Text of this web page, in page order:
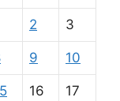
2 3
9 10
16 17